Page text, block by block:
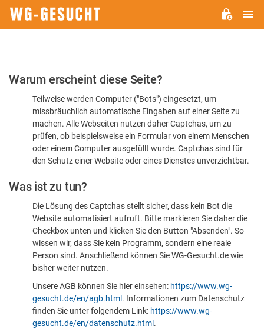
Bitte
dass
sind
Warum erscheint diese Seite?
Teilweise werden Computer ("Bots") eingesetzt, um
missbräuchlich automatische Eingaben auf einer Seite zu
machen. Alle Webseiten nutzen daher Captchas, um zu
prüfen, ob beispielsweise ein Formular von einem Menschen
oder einem Computer ausgefüllt wurde. Captchas sind für
den Schutz einer Website oder eines Dienstes unverzichtbar.
Was ist zu tun?
Die Lösung des Captchas stellt sicher, dass kein Bot die
Website automatisiert aufruft. Bitte markieren Sie daher die
Checkbox unten und klicken Sie den Button "Absenden". So
wissen wir, dass Sie kein Programm, sondern eine reale
Person sind. Anschließend können Sie WG-Gesucht.de wie
bisher weiter nutzen.
Unsere AGB können Sie hier einsehen: https://www.wg-
gesucht.de/en/agb.html . Informationen zum Datenschutz
finden Sie unter folgendem Link: https://www.wg-
gesucht.de/en/datenschutz.html .